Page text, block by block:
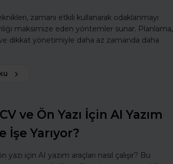
zamanı etkili kullanarak odaklanmayı
maksimize eden yöntemler sunar. Planlama,
dikkat yönetimiyle daha az zamanda daha
ve Ön Yazı İçin AI Yazım
İşe Yarıyor?
yazı için AI yazım araçları nasıl çalışır? Bu